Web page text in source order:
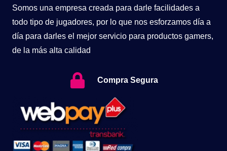
Somos una empresa creada para darle facilidades a
todo tipo de jugadores, por lo que nos esforzamos día a
día para darles el mejor servicio para productos gamers,
de la más alta calidad
Compra Segura